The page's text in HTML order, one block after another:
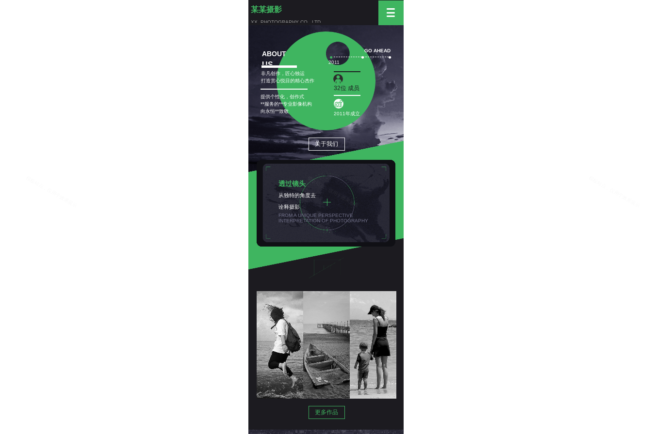
某某摄影
XX PHOTOGRAPHY CO., LTD
GO AHEAD
ABOUT
US
● ●
●
2011
非凡创作，匠心独运
打造赏心悦目的精心杰作
32位 成员
提供个性化，创作式
**服务的**专业影像机构
向永恒**致敬
2011年成立
关于我们
透过镜头
从独特的角度去
诠释摄影
FROM A UNIQUE PERSPECTIVE
INTERPRETATION OF PHOTOGRAPHY
更多作品